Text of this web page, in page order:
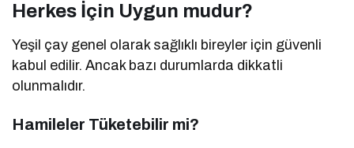
Herkes İçin Uygun mudur?
Yeşil çay genel olarak sağlıklı bireyler için güvenli
kabul edilir. Ancak bazı durumlarda dikkatli
olunmalıdır.
Hamileler Tüketebilir mi?